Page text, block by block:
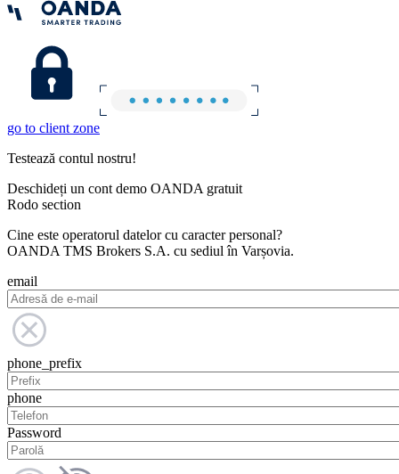
go to client zone
Testează contul nostru!
Deschideți un cont demo OANDA gratuit
Rodo section
Cine este operatorul datelor cu caracter personal?
OANDA TMS Brokers S.A. cu sediul în Varșovia.
email
phone_prefix
phone
Password